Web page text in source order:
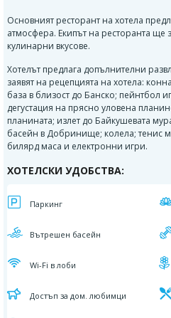
Основният ресторант на хотела
атмосфера. Екипът на ресторанта ще
кулинарни вкусове.
Хотелът предлага допълнителни
заявят на рецепцията на хотела:
база в близост до Банско; пейнтбол
дегустация на прясно уловена
планината; излет до Байкушевата
басейн в Добринище; колела; тенис
билярд маса и електронни игри.
ХОТЕЛСКИ УДОБСТВА:
Паркинг
Вътрешен басейн
Wi-Fi в лоби
Достъп за дом. любимци